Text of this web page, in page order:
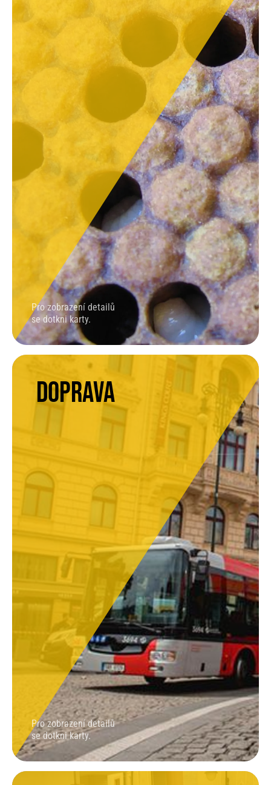
Pro zobrazení detailů
se dotkni karty.
Když budete potřebovat zůstat déle, domluvte se
přímo s jedním z koordinátorů.
KALENDÁŘ AKCÍ
Doprava
Pro zobrazení detailů
se dotkni karty.
DOPRAVA
metro B (stanice Karlovo náměstí, výstup
směrem k Palackého náměstí)
tramvaj (zastávka Palackého náměstí) - linky
2, 3, 4, 7, 10, 16, 17, 21
autobus (zastávka Palackého náměstí) -
linka 176
Budova je přizpůsobena i pro pohyb imobilních
osob, máme k dispozici rampu.
HLEDÁNÍ SPOJENÍ PID